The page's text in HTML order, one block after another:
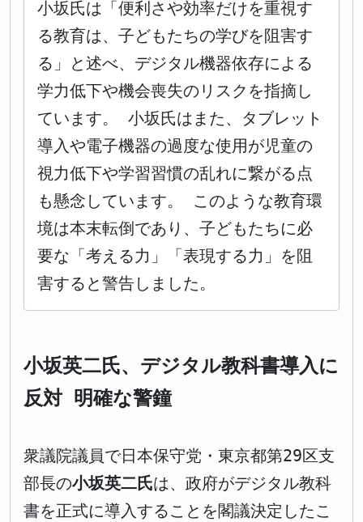
小坂氏は「便利さや効率だけを重視す
る教育は、子どもたちの学びを阻害す
る」と述べ、デジタル機器依存による
学力低下や機会喪失のリスクを指摘し
ています。 小坂氏はまた、タブレット
導入や電子機器の過度な使用が児童の
視力低下や学習習慣の乱れに繋がる点
も懸念しています。 このような教育環
境は本末転倒であり、子どもたちに必
要な「考える力」「表現する力」を阻
害すると警告しました。
小坂英二氏、デジタル教科書導入に
反対 明確な警鐘
衆議院議員で日本保守党・東京都第29区支
部長の小坂英二氏は、政府がデジタル教科
書を正式に導入することを閣議決定したこ